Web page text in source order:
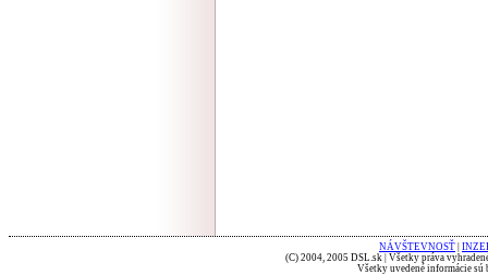
NÁVŠTEVNOSŤ
(C) 2004, 2005 DSL.sk | Všetky práva
Všetky uvedené informácie sú